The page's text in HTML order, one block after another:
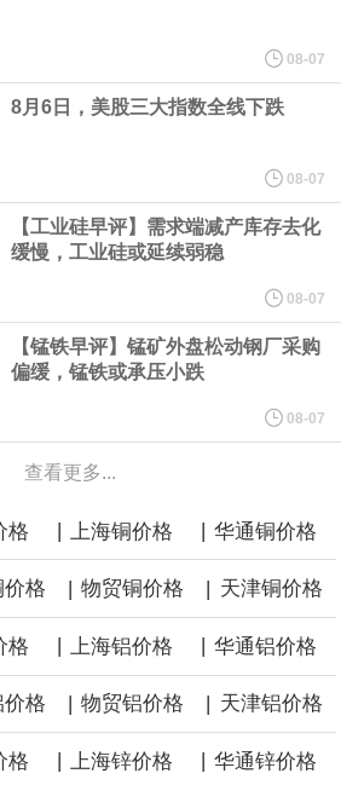
长阿尔伯托·穆萨莱姆表示，由于通胀高于美联储2%
负担不起在等待可能出现更强劲的生产率增长的同
胀的代价。“在这样的背景下，货币政策对基本通胀
至关重要，而不是为了追求未来的生产率增长而容
胀，”穆萨莱姆在为圣保罗一场活动准备的讲稿中表
面公开拟议的霍尔木兹海峡战略管理方案初步文本
禁止敌对方面通过海峡等，违反规定者将被处以最
的罚款。
品牌正加速扩大在韩国汽车市场的影响力。韩联社4
上半年售出的电动汽车中，超1/3为中国制造车型。
产汽车在韩国进口车市场中的份额首次超过德国，
进口车来源地。
08-07
8月6日，美股三大指数全线下跌
08-07
【工业硅早评】需求端减产库存去化
缓慢，工业硅或延续弱稳
08-07
【锰铁早评】锰矿外盘松动钢厂采购
偏缓，锰铁或承压小跌
08-07
查看更多...
格 | 上海铜价格 | 华通铜价格
格 | 物贸铜价格 | 天津铜价格
格 上海铝价格 华通铝价格
格 | 物贸铝价格 | 天津铝价格
格 上海锌价格 华通锌价格